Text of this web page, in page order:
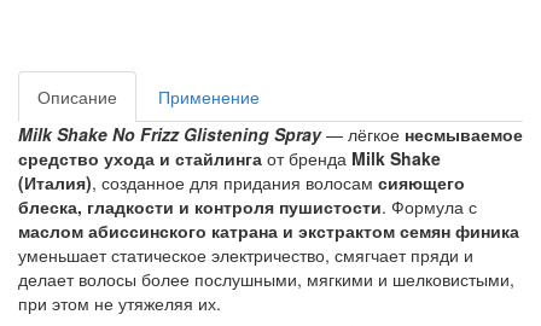
Описание
Применение
Milk Shake No Frizz Glistening Spray— лёгкое несмываемое
средство ухода и стайлинга от бренда Milk Shake
(Италия), созданное для придания волосам сияющего
блеска, гладкости и контроля пушистости. Формула с
маслом абиссинского катрана и экстрактом семян финика
уменьшает статическое электричество, смягчает пряди и
делает волосы более послушными, мягкими и шелковистыми,
при этом не утяжеляя их.